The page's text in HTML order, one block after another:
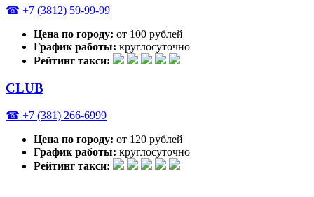
☎ +7 (3812) 59-99-99
Цена по городу: от 100 рублей
График работы: круглосуточно
Рейтинг такси:
CLUB
☎ +7 (381) 266-6999
Цена по городу: от 120 рублей
График работы: круглосуточно
Рейтинг такси: